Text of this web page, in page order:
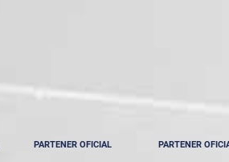
PARTENER OFICIAL PARTENER